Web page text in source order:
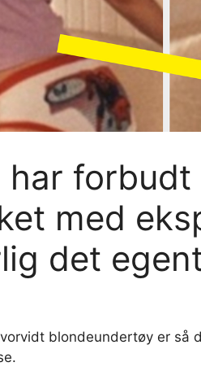
har
med
det
blondeundertøy er så